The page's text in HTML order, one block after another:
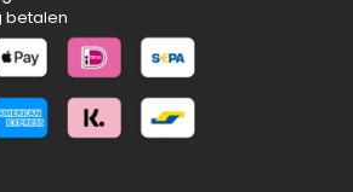
betalen